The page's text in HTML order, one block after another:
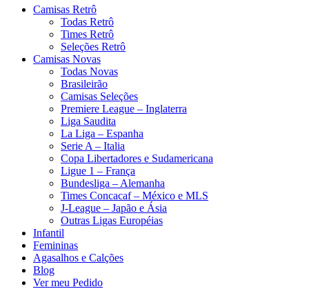
Camisas Retrô
Todas Retrô
Times Retrô
Seleções Retrô
Camisas Novas
Todas Novas
Brasileirão
Camisas Seleções
Premiere League – Inglaterra
Liga Saudita
La Liga – Espanha
Serie A – Italia
Copa Libertadores e Sudamericana
Ligue 1 – França
Bundesliga – Alemanha
Times Concacaf – México e MLS
J-League – Japão e Ásia
Outras Ligas Européias
Infantil
Femininas
Agasalhos e Calções
Blog
Ver meu Pedido